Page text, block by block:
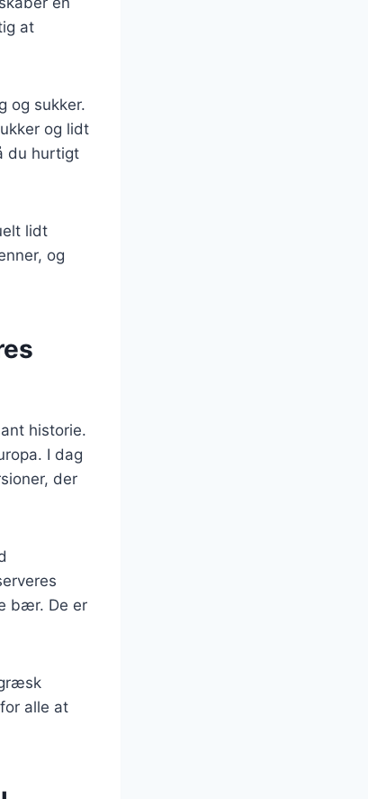
at
og sukker.
og lidt
du hurtigt
lidt
og
historie.
I dag
der
bær. De er
alle at